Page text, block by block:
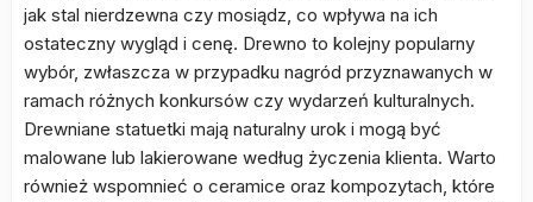
jak stal nierdzewna czy mosiądz, co wpływa na ich
ostateczny wygląd i cenę. Drewno to kolejny popularny
wybór, zwłaszcza w przypadku nagród przyznawanych w
ramach różnych konkursów czy wydarzeń kulturalnych.
Drewniane statuetki mają naturalny urok i mogą być
malowane lub lakierowane według życzenia klienta. Warto
również wspomnieć o ceramice oraz kompozytach, które